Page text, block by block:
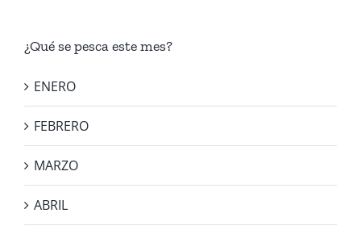
¿Qué se pesca este mes?
ENERO
FEBRERO
MARZO
ABRIL